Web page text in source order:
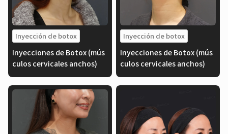
Inyección de botox
Inyecciones de Botox (mús
culos cervicales anchos)
Inyección de botox
Inyecciones de Botox (mús
culos cervicales anchos)